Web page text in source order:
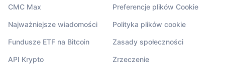
CMC Max
Najważniejsze wiadomości
Fundusze ETF na Bitcoin
API Krypto
Preferencje plików Cookie
Polityka plików cookie
Zasady społeczności
Zrzeczenie